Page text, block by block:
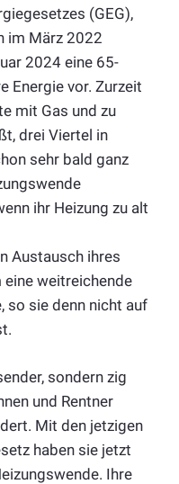
(GEG),
im März 2022
2024 eine 65-
Energie vor. Zurzeit
mit Gas und zu
drei Viertel in
sehr bald ganz
ihr Heizung zu alt
Austausch ihres
eine weitreichende
so sie denn nicht auf
sondern zig
und Rentner
Mit den jetzigen
haben sie jetzt
Ihre